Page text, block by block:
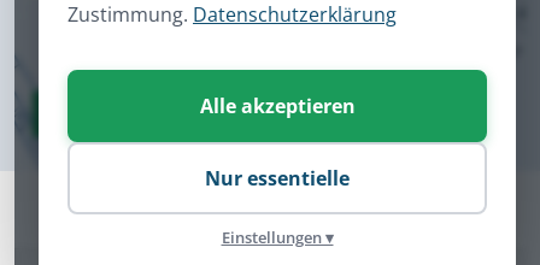
Zustimmung. Datenschutzerklärung
Alle akzeptieren
Nur essentielle
Einstellungen ▾
Plotterpapier Kategorien